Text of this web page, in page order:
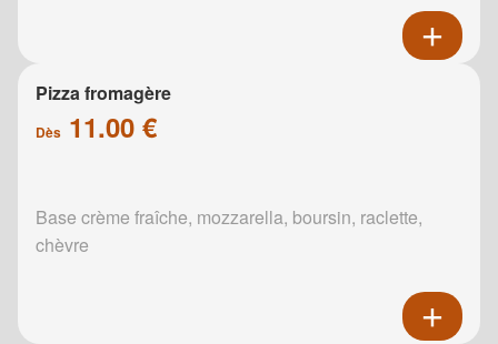
Pizza fromagère
Dès 11.00 €
Base crème fraîche, mozzarella, boursin, raclette,
chèvre